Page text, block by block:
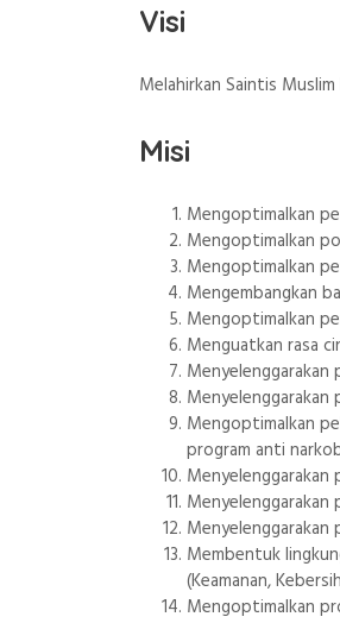
Visi
Melahirkan Saintis
Misi
Mengoptimalkan
Mengoptimalkan
Mengoptimalkan
Mengembangkan
Mengoptimalkan
Menguatkan rasa
Menyelenggarakan
Mengoptimalkan
program anti
Menyelenggarakan
Menyelenggarakan
Menyelenggarakan
Membentuk
(Keamanan,
Mengoptimalkan